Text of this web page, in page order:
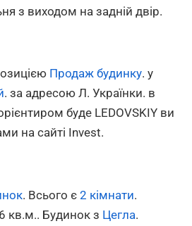
з виходом на задній двір.
Продаж будинку. у
. за адресою Л. Українки. в
буде LEDOVSKIY ви
на сайті Invest.
. Всього є 2 кімнати.
кв.м.. Будинок з Цегла.